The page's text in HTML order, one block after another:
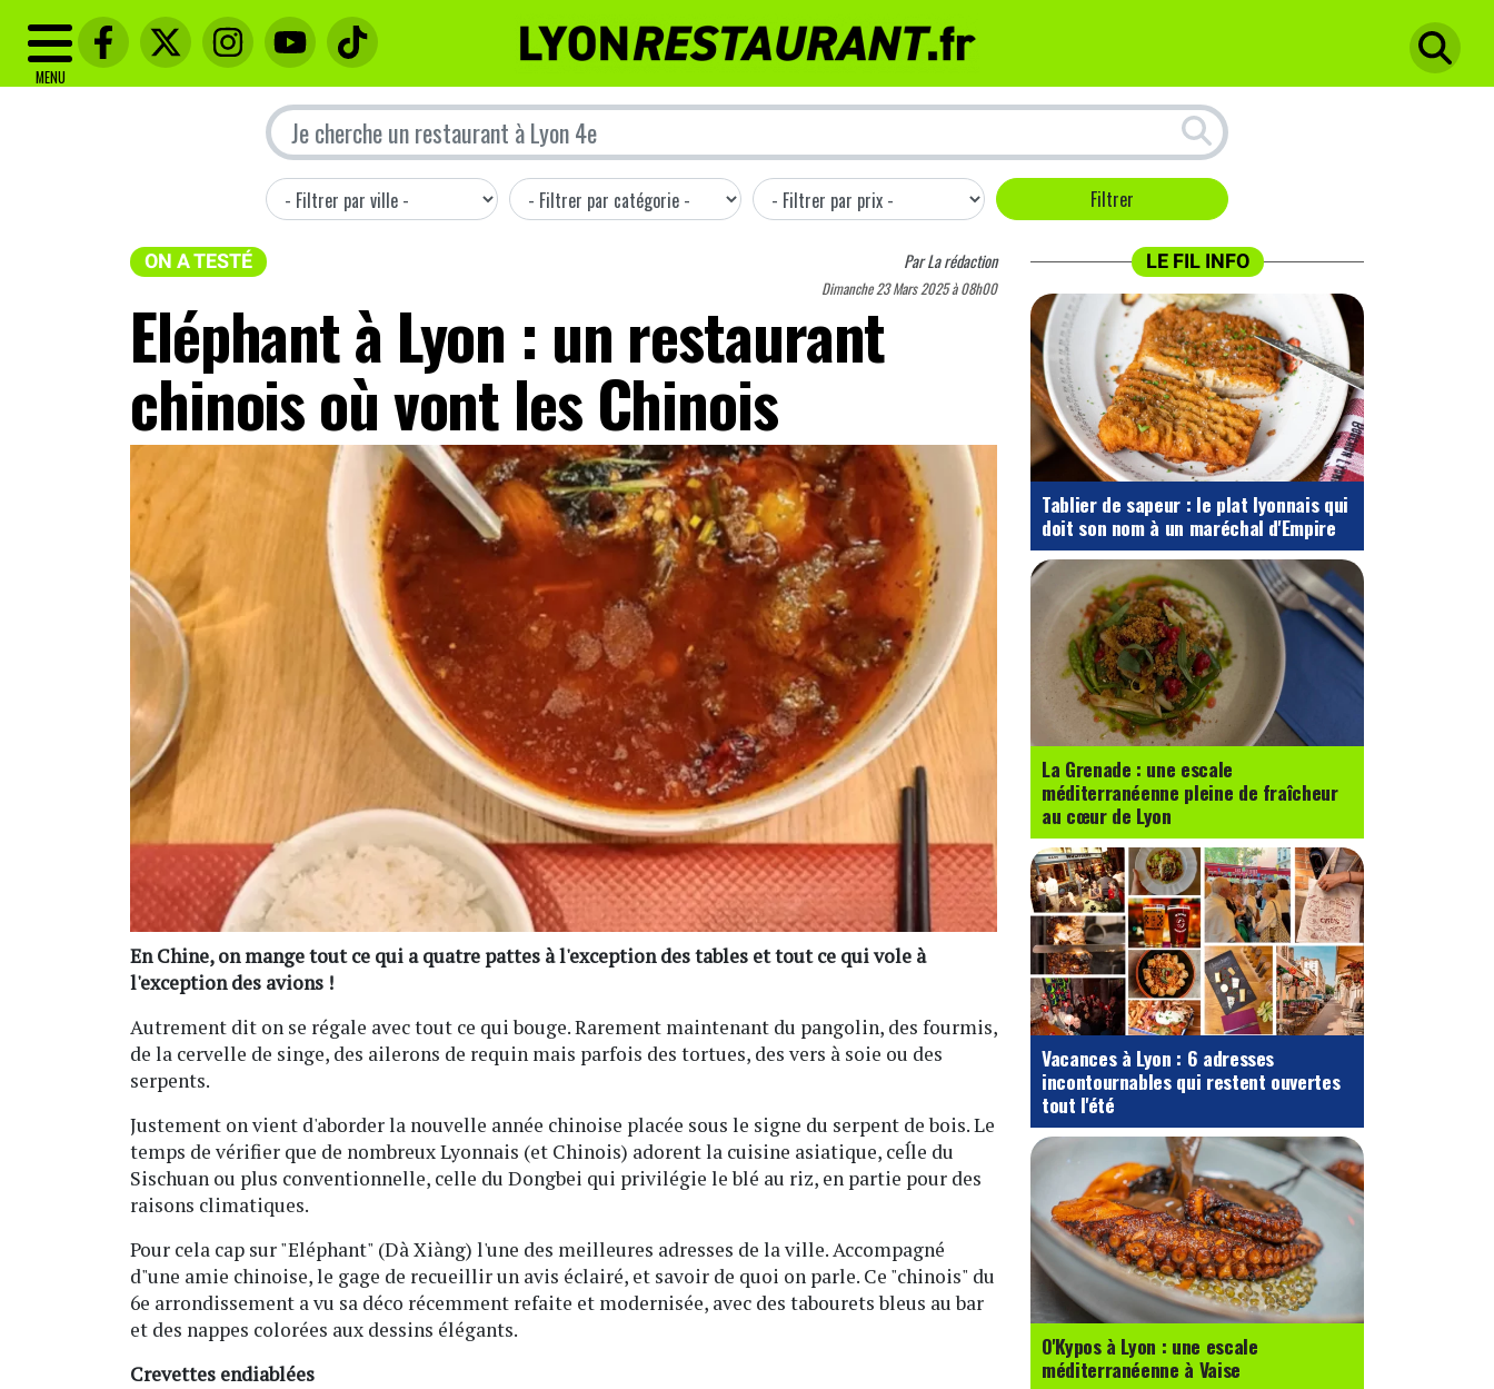
MENU
ON A TESTÉ ParLa rédaction
Dimanche 23 Mars 2025 à 08h00
Eléphant à Lyon : un restaurant
chinois où vont les Chinois
En Chine, on mange tout ce qui a quatre pattes à l'exception des tables et tout ce qui vole à
l'exception des avions !
Autrement dit on se régale avec tout ce qui bouge. Rarement maintenant du pangolin, des fourmis,
de la cervelle de singe, des ailerons de requin mais parfois des tortues, des vers à soie ou des
serpents.
Justement on vient d'aborder la nouvelle année chinoise placée sous le signe du serpent de bois. Le
temps de vérifier que de nombreux Lyonnais (et Chinois) adorent la cuisine asiatique, ceĺle du
Sischuan ou plus conventionnelle, celle du Dongbei qui privilégie le blé au riz, en partie pour des
raisons climatiques.
Pour cela cap sur "Eléphant" (Dà Xiàng) l'une des meilleures adresses de la ville. Accompagné
d"une amie chinoise, le gage de recueillir un avis éclairé, et savoir de quoi on parle. Ce "chinois" du
6e arrondissement a vu sa déco récemment refaite et modernisée, avec des tabourets bleus au bar
et des nappes colorées aux dessins élégants.
Crevettes endiablées
LE FIL INFO
Tablier de sapeur : le plat lyonnais qui
doit son nom à un maréchal d'Empire
La Grenade : une escale
méditerranéenne pleine de fraîcheur
au cœur de Lyon
Vacances à Lyon : 6 adresses
incontournables qui restent ouvertes
tout l'été
O'Kypos à Lyon : une escale
méditerranéenne à Vaise